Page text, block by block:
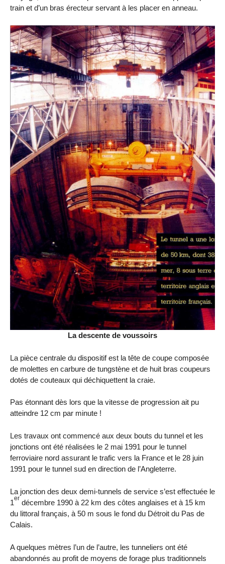
train et d’un bras érecteur servant à les placer en anneau.
La descente de voussoirs
La pièce centrale du dispositif est la tête de coupe composée
de molettes en carbure de tungstène et de huit bras coupeurs
dotés de couteaux qui déchiquettent la craie.
Pas étonnant dès lors que la vitesse de progression ait pu
atteindre 12 cm par minute !
Les travaux ont commencé aux deux bouts du tunnel et les
jonctions ont été réalisées le 2 mai 1991 pour le tunnel
ferroviaire nord assurant le trafic vers la France et le 28 juin
1991 pour le tunnel sud en direction de l’Angleterre.
La jonction des deux demi-tunnels de service s’est effectuée le
1er décembre 1990 à 22 km des côtes anglaises et à 15 km
du littoral français, à 50 m sous le fond du Détroit du Pas de
Calais.
A quelques mètres l’un de l’autre, les tunneliers ont été
abandonnés au profit de moyens de forage plus traditionnels